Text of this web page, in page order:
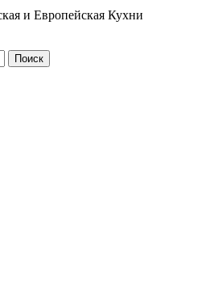
и Европейская Кухни